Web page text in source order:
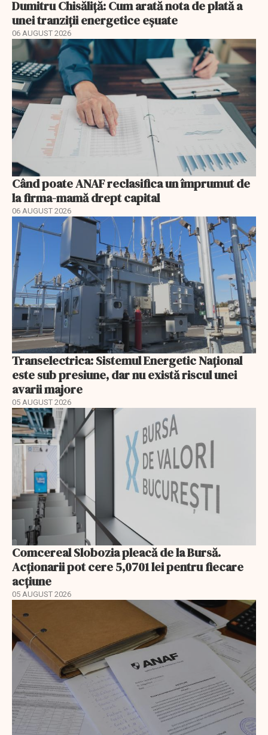
Dumitru Chisăliță: Cum arată nota de plată a
unei tranziții energetice eșuate
06 AUGUST 2026
Când poate ANAF reclasifica un împrumut de
la firma-mamă drept capital
06 AUGUST 2026
Transelectrica: Sistemul Energetic Național
este sub presiune, dar nu există riscul unei
avarii majore
05 AUGUST 2026
Comcereal Slobozia pleacă de la Bursă.
Acționarii pot cere 5,0701 lei pentru fiecare
acțiune
05 AUGUST 2026